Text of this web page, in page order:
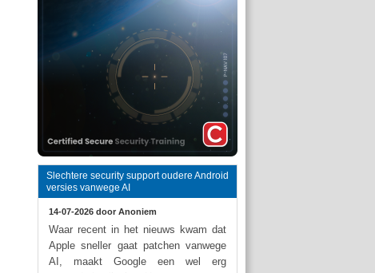
Slechtere security support oudere Android
versies vanwege AI
14-07-2026 door Anoniem
Waar recent in het nieuws kwam dat
Apple sneller gaat patchen vanwege
AI, maakt Google een wel erg